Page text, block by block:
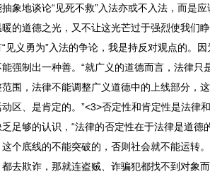
象地谈论“见死不救”入法亦或不入法，而是应
的道德之光，又不让这光芒过于强烈使我们
义勇为”入法的争论，我是持反对观点的。因
强制出一种善。“就广义的道德而言，法律只
围，法律不能调整广义道德中的上线部分，
区、是肯定的。”<3>否定性和肯定性是法律
足够的认识，“法律的否定性在于法律是道德
个底线的不能突破的，否则社会就不能运转
去欺诈，那就连盗贼、诈骗犯都找不到对象